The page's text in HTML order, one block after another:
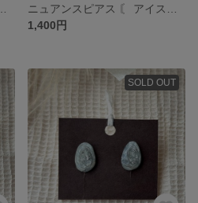
1,400円
SOLD OUT